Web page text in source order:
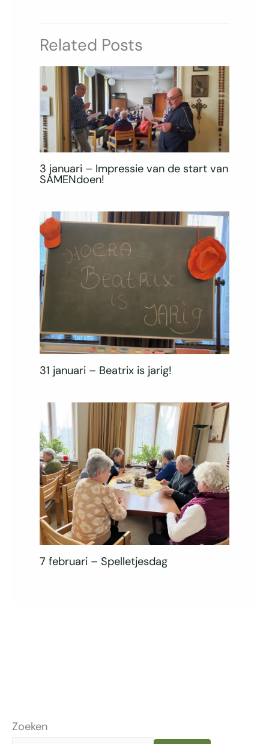
Zoeken
Related Posts
3 januari – Impressie van de start van
SAMENdoen!
31 januari – Beatrix is jarig!
7 februari – Spelletjesdag